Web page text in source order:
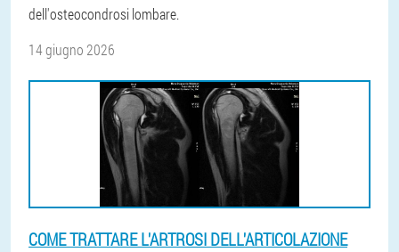
dell'osteocondrosi lombare.
14 giugno 2026
COME TRATTARE L'ARTROSI DELL'ARTICOLAZIONE